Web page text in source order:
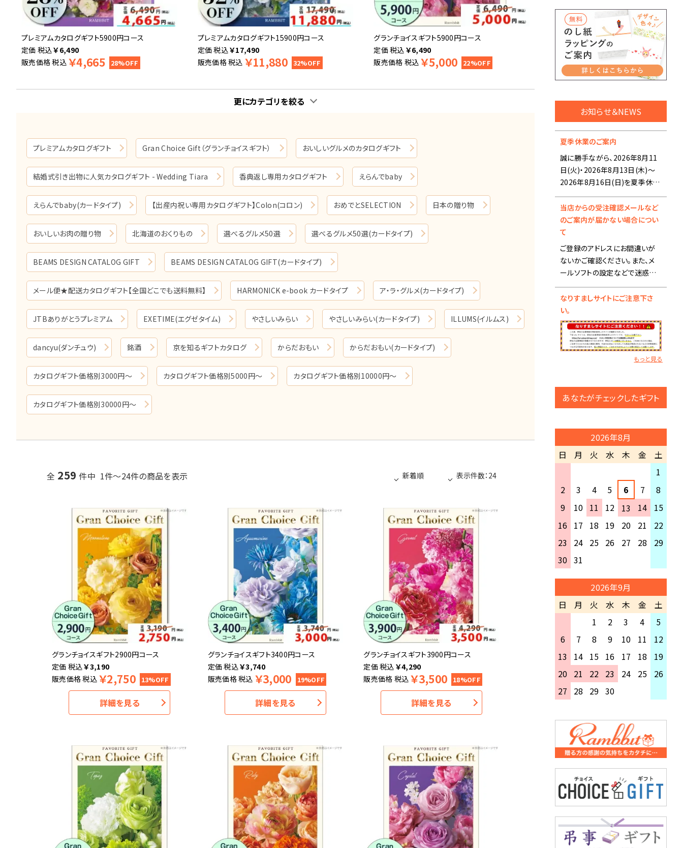
プレミアムカタログギフト5900円コース
税込￥6,490
販売価格税込 ￥4,665 28%OFF
プレミアムカタログギフト15900円コース
税込￥17,490
販売価格税込 ￥11,880 32%OFF
グランチョイスギフト5900円コース
税込 ￥6,490
販売価格 税込 ￥5,000 22%OFF
更にカテゴリを絞る
プレミアムカタログギフト Gran Choice Gift（グランチョイスギフト） おいしいグルメのカタログギフト
結婚式引き出物に人気カタログギフト - Wedding Tiara 香典返し専用カタログギフト えらんでbaby
えらんでbaby(カードタイプ) 【出産内祝い専用カタログギフト】Colon(コロン) おめでとSELECTION 日本の贈り物
おいしいお肉の贈り物 北海道のおくりもの 選べるグルメ50選 選べるグルメ50選(カードタイプ)
BEAMS DESIGN CATALOG GIFT BEAMS DESIGN CATALOG GIFT(カードタイプ)
メール便★配送カタログギフト【全国どこでも送料無料】 HARMONICK e-book カードタイプ ア・ラ・グルメ(カードタイプ)
JTBありがとうプレミアム EXETIME(エグゼタイム) やさしいみらい やさしいみらい(カードタイプ) ILLUMS(イルムス)
dancyu(ダンチュウ) 銘酒 京を知るギフトカタログ からだおもい からだおもい(カードタイプ)
カタログギフト価格別3000円～ カタログギフト価格別5000円～ カタログギフト価格別10000円～
カタログギフト価格別30000円～
全 259 件中 1件～24件の商品を表示
グランチョイスギフト2900円コース
税込￥3,190
販売価格税込 ￥2,750 13%OFF
詳細を見る
グランチョイスギフト3400円コース
税込￥3,740
販売価格税込 ￥3,000 19%OFF
詳細を見る
グランチョイスギフト3900円コース
税込 ￥4,290
販売価格 税込 ￥3,500 18%OFF
詳細を見る
お知らせ＆NEWS
夏季休業のご案内
誠に勝手ながら、2026年8月11
日(火)・2026年8月13日(木)～
2026年8月16日(日)を夏季休業
とさせていただきます。
■夏季休業前の出荷スケジュー
ルにつきまして■
【8月12日(水) 15:00までのご注
文】
※銀行振込の場合、入金確認
後の出荷になります。
・ブックタイプ-カタログギフト以
外の商品：商品により、出荷日が
下さい。
※商品によりましては、8月17
ございます。
【8月12日(水)15:00以降のご注
文】
夏季休業中にいただきましたご
注文・商品の発送・お問い合わせ
に関しましては、 2026年8月17
いただきます。
注文状況などにより、ご指定いた
い場合がございます。
何卒ご了承くださいませ。
期間中はご不便をおかけします
が何卒よろしくお願い致します。
当店からの受注確認メールなど
のご案内が届かない場合につい
て
ご登録のアドレスにお間違いが
ないかご確認ください。また、メ
ールソフトの設定などで迷惑メ
ールフォルダに入ることがありま
すので、そちらも合わせご確認く
ださい。
メール設定で受信拒否になって
いる場合は、
info@rambbit.netの受信許可
り、 パソコンからのメール受信が
されないという可能性もござい
ご登録をおすすめいたします。
上記をご確認いただいたにもか
かわらず、弊店よりのメールが確
認できない場合、お手数ですがご
連絡いただけますようお願いい
たします。
なりすましサイトにご注意下さ
い。
もっと見る
あなたがチェックしたギフト
2026年8月
日
月 火 水 木 金
土
1
2
3 4 5 6 7
8
9
10 11 12 13 14
15
16 17 18 19 20 21
22
23
24 25 26 27 28
29
30 31
2026年9月
日
月 火 水 木 金
土
1
2 3 4
5
6
7 8 9 10 11
12
13
14 15 16 17 18
19
20 21 22 23 24 25
26
27
28 29 30